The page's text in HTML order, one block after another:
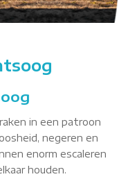
in een patroon
negeren en
enorm escaleren
houden.